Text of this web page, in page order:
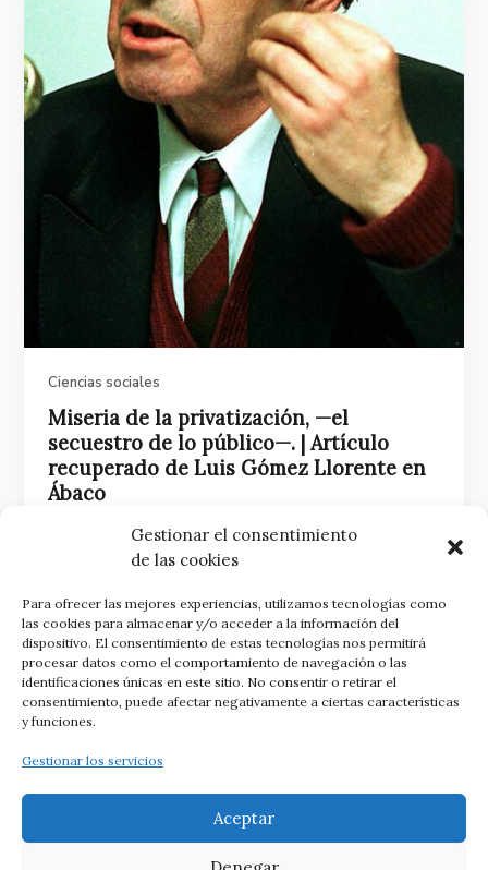
Gestionar el consentimiento
de las cookies
Para ofrecer las mejores experiencias, utilizamos tecnologías como
las cookies para almacenar y/o acceder a la información del
dispositivo. El consentimiento de estas tecnologías nos permitirá
procesar datos como el comportamiento de navegación o las
identificaciones únicas en este sitio. No consentir o retirar el
consentimiento, puede afectar negativamente a ciertas características
y funciones.
Gestionar los servicios
Aceptar
Ciencias sociales
Miseria de la privatización, —el
secuestro de lo público—. | Artículo
recuperado de Luis Gómez Llorente en
Ábaco
20 diciembre, 2018
Gómez Llorente defiende la escuela pública como
advirtiendo que la privatización y el dogmatismo
destruyen la convivencia democrática y la
independencia científica.Continuar leyendo
Miseria de la privatización, —el secuestro de lo
público—. | Artículo recuperado de Luis Gómez
Llorente en Ábaco